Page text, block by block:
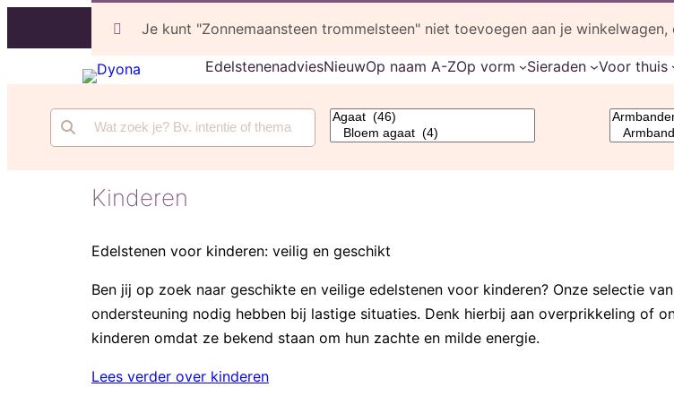
9,6 door 2.030+ klanten
EdelstenenadviesNieuwOp naam A-ZOp vorm Sieraden Voor thuis
Kinderen
Edelstenen voor kinderen: veilig en geschikt
Ben jij op zoek naar geschikte en veilige edelstenen voor kinderen? Onze selectie
ondersteuning nodig hebben bij lastige situaties. Denk hierbij aan overprikkeling of
kinderen omdat ze bekend staan om hun zachte en milde energie.
Lees verder over kinderen
Je kunt "Zonnemaansteen trommelsteen" niet toevoegen aan je